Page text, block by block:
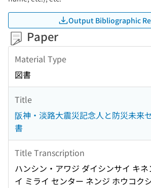
Output Bibliographic
Paper
Material Type
図書
Title
阪神・淡路大震災記念人と防災未来
書
Title Transcription
ハンシン・アワジ ダイシンサイ キ
イ ミライ センター ネンジ ホウコク